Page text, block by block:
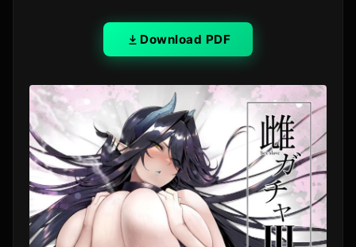
Download PDF